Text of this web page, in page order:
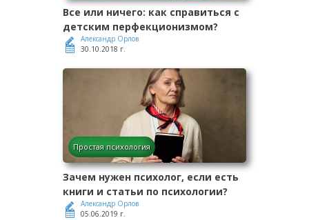
Все или ничего: как справиться с
детским перфекционизмом?
Александр Орлов
30.10.2018 г.
Простая психология
Зачем нужен психолог, если есть
книги и статьи по психологии?
Александр Орлов
05.06.2019 г.